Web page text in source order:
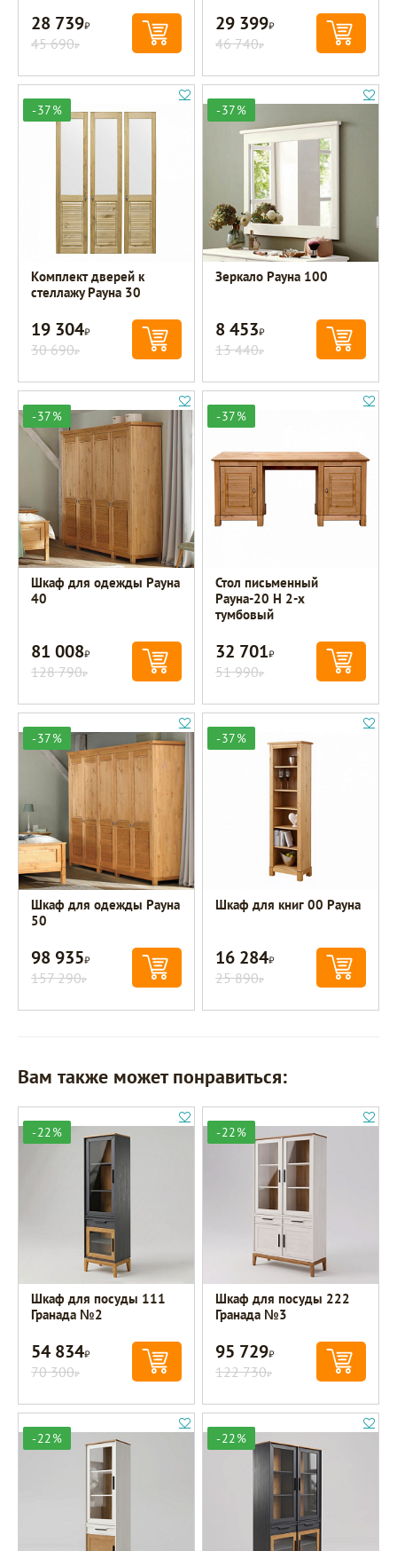
28 739Р
45 690Р
29 399Р
46 740Р
-37%
Комплект дверей к
стеллажу Рауна 30
19 304Р
30 690Р
-37%
Зеркало Рауна 100
8 453Р
13 440Р
-37%
Шкаф для одежды Рауна
40
81 008Р
128 790Р
-37%
Стол письменный
Рауна-20 Н 2-х
тумбовый
32 701Р
51 990Р
-37%
Шкаф для одежды Рауна
50
98 935Р
157 290Р
-37%
Шкаф для книг 00 Рауна
16 284Р
25 890Р
Вам также может понравиться:
-22%
Шкаф для посуды 111
Гранада №2
54 834Р
70 300Р
-22%
Шкаф для посуды 222
Гранада №3
95 729Р
122 730Р
-22% -22%